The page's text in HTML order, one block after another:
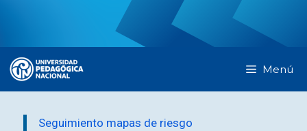
Menú
Seguimiento mapas de riesgo